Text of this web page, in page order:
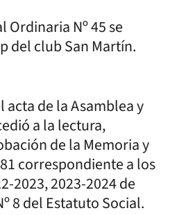
Ordinaria Nº 45 se
del club San Martín.
acta de la Asamblea y
a la lectura,
de la Memoria y
correspondiente a los
2023, 2023-2024 de
8 del Estatuto Social.